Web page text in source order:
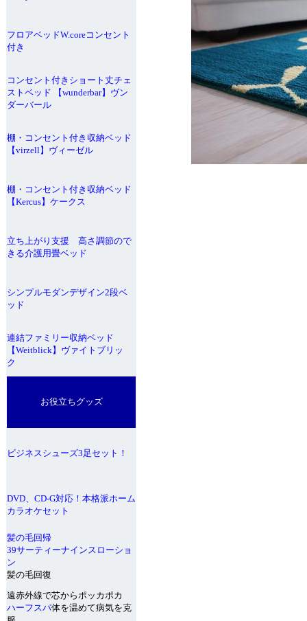
フロアベッドW.coreコンセント
付き
コンセント付きショート丈チェ
ストベッド 【wunderbar】ヴン
ダーバール
棚・コンセント付き収納ベッド
【virzell】ヴィーゼル
棚・コンセント付き収納ベッド
【Kercus】ケークス
立ち上がり支援 高さ調節ので
きる介護用畳ベッド
シンプルモダンデザイン2段ベ
ッド
連結ファミリー収納ベッド
【Weitblick】ヴァイトブリッ
ク
お役立ちグッズ
ビジネスシューズ3足セット！
DVD、CD-G対応！本格派ホーム
カラオケセット
髪の毛回帰
39サーティーナインスローショ
ン
髪の毛回復
遠赤外線で芯からポッカポカ
ハーフスパ体を温めて病気を克